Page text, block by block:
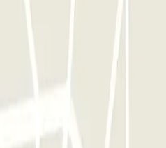
heure de courtoisie si vous
l’heure indiquée sur votre
au parking avant ce créneau,
noter que tout temps
que vous arriviez avant ou partiez
réservation. Le montant
pratiqués par le parking à ce
votre réservation, vous recevrez
pourrez entrer et sortir du